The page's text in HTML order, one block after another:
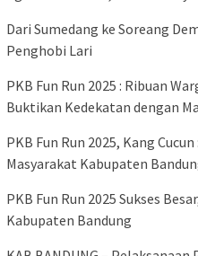
Dari Sumedang ke Soreang
Penghobi Lari
PKB Fun Run 2025 : Ribuan
Buktikan Kedekatan dengan
PKB Fun Run 2025, Kang
Masyarakat Kabupaten
PKB Fun Run 2025 Sukses
Kabupaten Bandung